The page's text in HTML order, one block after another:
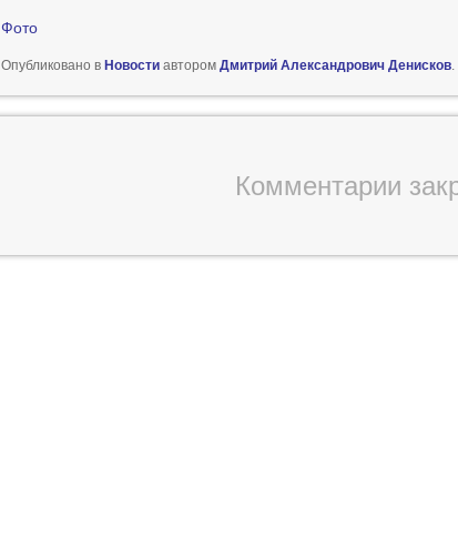
Фото
Опубликовано в Новостиавтором Дмитрий Александрович Денисков.
Комментарии